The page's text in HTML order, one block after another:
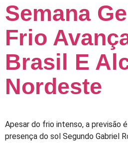
Semana
Frio
Brasil E
Nordeste
Apesar do frio intenso, a previsão
presença do sol Segundo Gabriel